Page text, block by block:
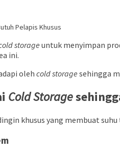
storageuntuk menyimpan
ini.
oleh cold storage sehingga
Cold Storage
khusus yang membuat